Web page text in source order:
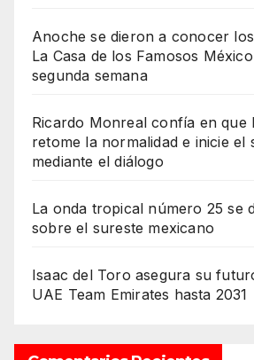
Anoche se dieron a conocer
La Casa de los Famosos
segunda semana
Ricardo Monreal confía en que
retome la normalidad e inicie el
mediante el diálogo
La onda tropical número 25 se
sobre el sureste mexicano
Isaac del Toro asegura su
UAE Team Emirates hasta 2031